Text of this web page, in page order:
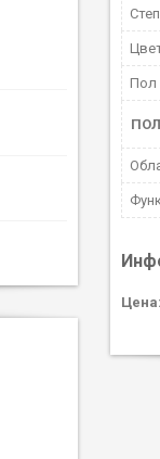
Пол
Цена: